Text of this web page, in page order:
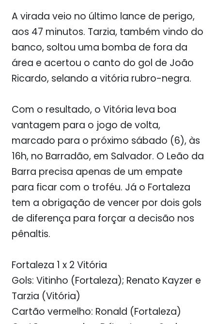
A virada veio no último lance de perigo,
aos 47 minutos. Tarzia, também vindo do
banco, soltou uma bomba de fora da
área e acertou o canto do gol de João
Ricardo, selando a vitória rubro-negra.
Com o resultado, o Vitória leva boa
vantagem para o jogo de volta,
marcado para o próximo sábado (6), às
16h, no Barradão, em Salvador. O Leão da
Barra precisa apenas de um empate
para ficar com o troféu. Já o Fortaleza
tem a obrigação de vencer por dois gols
de diferença para forçar a decisão nos
pênaltis.
Fortaleza 1 x 2 Vitória
Gols: Vitinho (Fortaleza); Renato Kayzer e
Tarzia (Vitória)
Cartão vermelho: Ronald (Fortaleza)